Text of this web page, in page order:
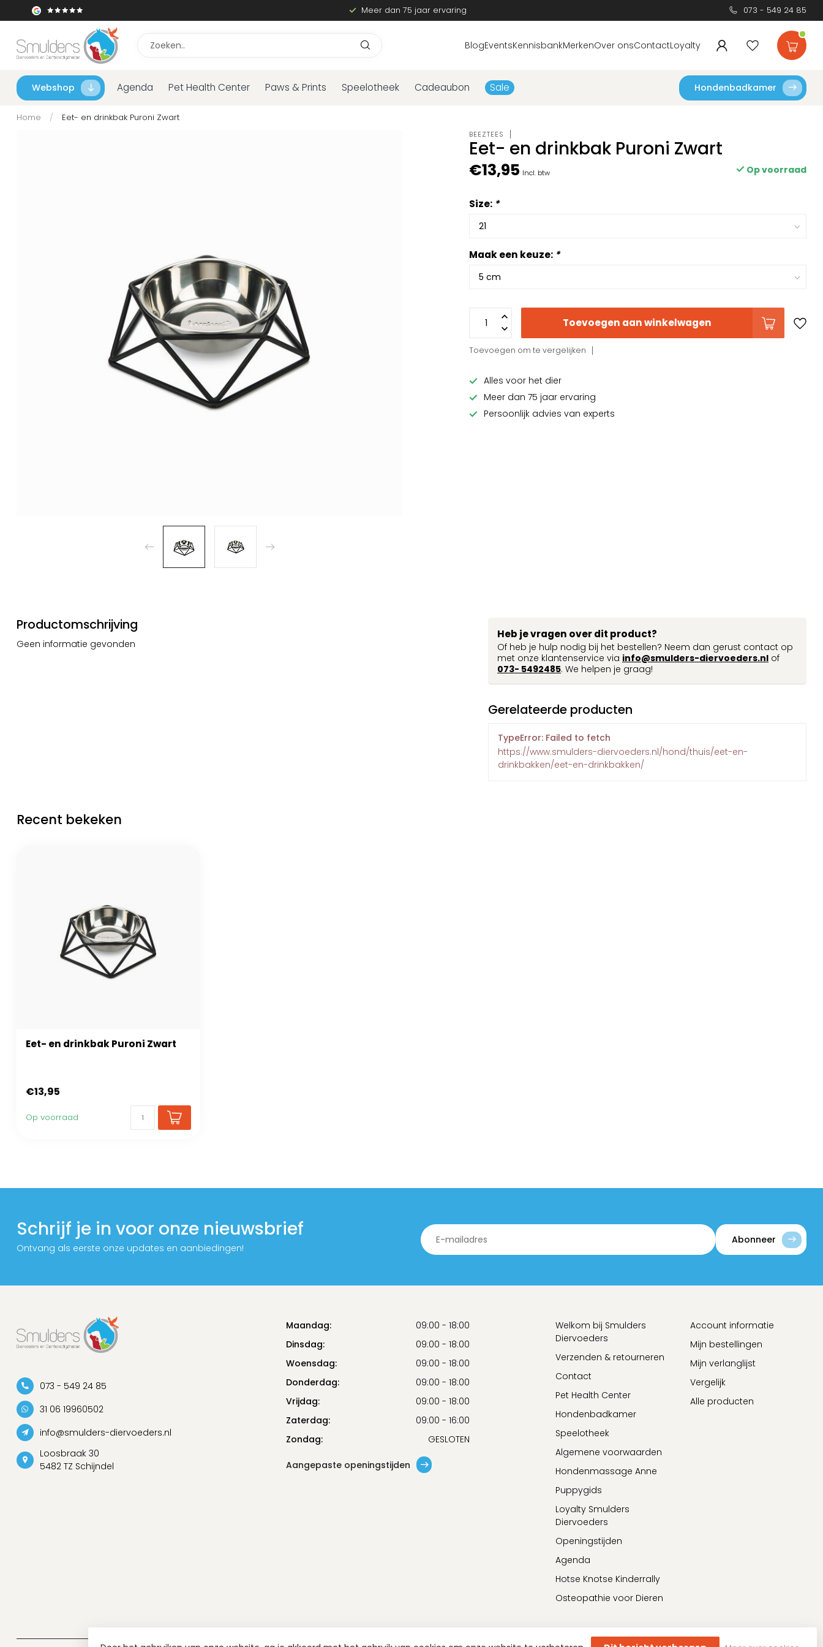
Meer dan 75 jaar ervaring 073 - 549 24 85
BlogEventsKennisbankMerkenOver onsContactLoyalty
Webshop Agenda Pet Health Center Paws & Prints Speelotheek Cadeaubon Sale Hondenbadkamer
Home / Eet- en drinkbak Puroni Zwart
BEEZTEES
Eet- en drinkbak Puroni Zwart
€13,95 Incl. btw Op voorraad
Size: *
Maak een keuze: *
Toevoegen aan winkelwagen
Toevoegen om te vergelijken
Alles voor het dier
Meer dan 75 jaar ervaring
Persoonlijk advies van experts
Productomschrijving
Geen informatie gevonden
Heb je vragen over dit product?
Of heb je hulp nodig bij het bestellen? Neem dan gerust contact op
met onze klantenservice via info@smulders-diervoeders.nl of
073- 5492485. We helpen je graag!
Gerelateerde producten
TypeError: Failed to fetch
https://www.smulders-diervoeders.nl/hond/thuis/eet-en-
drinkbakken/eet-en-drinkbakken/
Recent bekeken
Eet- en drinkbak Puroni Zwart
€13,95
Op voorraad
Schrijf je in voor onze nieuwsbrief
Ontvang als eerste onze updates en aanbiedingen!
Abonneer
073 - 549 24 85
31 06 19960502
info@smulders-diervoeders.nl
Loosbraak 30
5482 TZ Schijndel
Maandag:
09:00 - 18:00
Dinsdag:
09:00 - 18:00
Woensdag:
09:00 - 18:00
Donderdag:
09:00 - 18:00
Vrijdag:
09:00 - 18:00
Zaterdag:
09:00 - 16:00
Zondag:
GESLOTEN
Aangepaste openingstijden
Welkom bij Smulders
Diervoeders
Verzenden & retourneren
Contact
Pet Health Center
Hondenbadkamer
Speelotheek
Algemene voorwaarden
Hondenmassage Anne
Puppygids
Loyalty Smulders
Diervoeders
Openingstijden
Agenda
Hotse Knotse Kinderrally
Osteopathie voor Dieren
Account informatie
Mijn bestellingen
Mijn verlanglijst
Vergelijk
Alle producten